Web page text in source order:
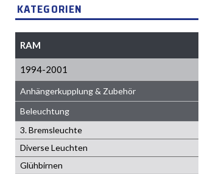
KATEGORIEN
RAM
1994-2001
Anhängerkupplung & Zubehör
Beleuchtung
3. Bremsleuchte
Diverse Leuchten
Glühbirnen